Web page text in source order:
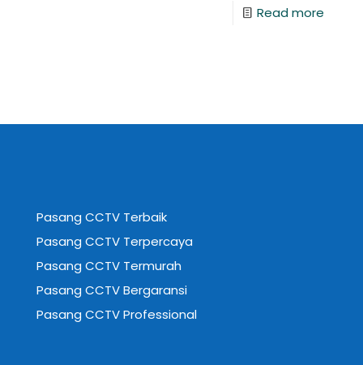
Read more
Pasang CCTV Terbaik
Pasang CCTV Terpercaya
Pasang CCTV Termurah
Pasang CCTV Bergaransi
Pasang CCTV Professional